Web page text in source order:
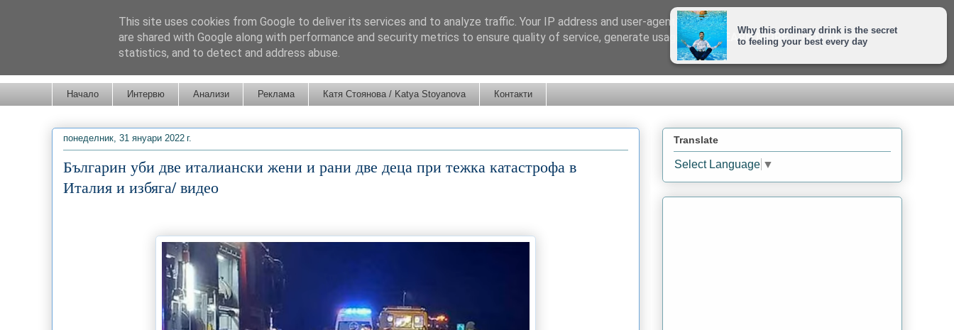
Начало Интервю Анализи Реклама Катя Стоянова / Katya Stoyanova Контакти
понеделник, 31 януари 2022 г.
Българин уби две италиански жени и рани две деца при тежка катастрофа в
Италия и избяга/ видео
Translate
Select Language ▼
This site uses cookies from Google to deliver its services and to analyze traffic. Your IP address and user-agent
are shared with Google along with performance and security metrics to ensure quality of service, generate usage
statistics, and to detect and address abuse.
LEARN MORE GOT IT